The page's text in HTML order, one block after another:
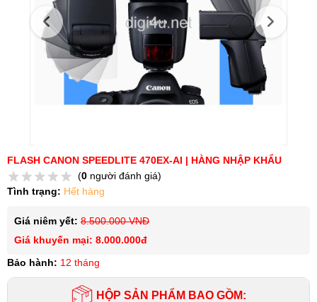
FLASH CANON SPEEDLITE 470EX-AI | HÀNG NHẬP KHẨU
(0 người đánh giá)
Tình trạng: Hết hàng
Giá niêm yết: 8.500.000 VNĐ
Giá khuyến mại: 8.000.000đ
Bảo hành: 12 tháng
HỘP SẢN PHẨM BAO GỒM: